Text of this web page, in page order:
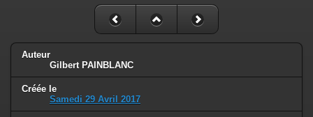
Auteur
Gilbert PAINBLANC
Créée le
Samedi 29 Avril 2017